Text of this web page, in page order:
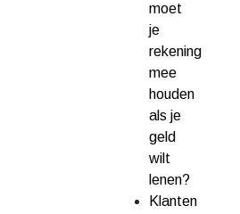
moet
je
rekening
mee
houden
als je
geld
wilt
lenen?
Klanten